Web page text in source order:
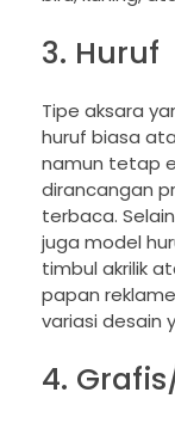
3. Huruf
Tipe aksara
huruf biasa
namun tetap
dirancangan
terbaca.
juga model
timbul akrilik
papan
variasi desain
4.